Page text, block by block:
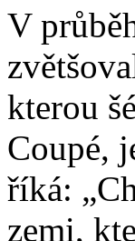
V
kterou
Coupé,
říká:
zemi,